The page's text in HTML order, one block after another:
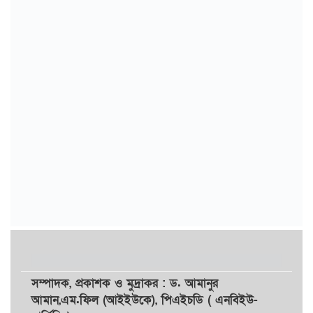
সম্পাদক, প্রকাশকওমুদ্রাকর: ড. আমানুর
আমান,এম.ফিল (আইইউকে), পিএইচডি ( এনবিইউ-